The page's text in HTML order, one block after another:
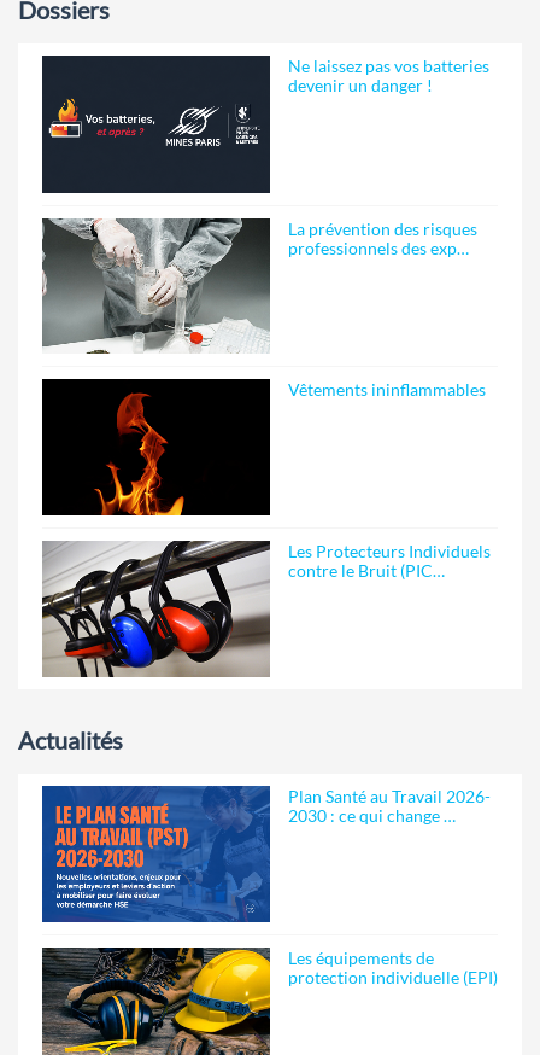
Dossiers
Ne laissez pas vos batteries
devenir un danger !
La prévention des risques
professionnels des exp…
Vêtements ininflammables
Les Protecteurs Individuels
contre le Bruit (PIC…
Actualités
Plan Santé au Travail 2026-
2030 : ce qui change …
Les équipements de
protection individuelle (EPI)